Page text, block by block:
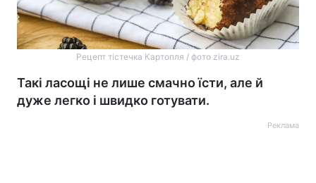
Рецепт тістечка Картопля / фото zira.uz
Такі ласощі не лише смачно їсти, але й
дуже легко і швидко готувати.
Реклама